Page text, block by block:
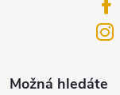
Možná hledáte